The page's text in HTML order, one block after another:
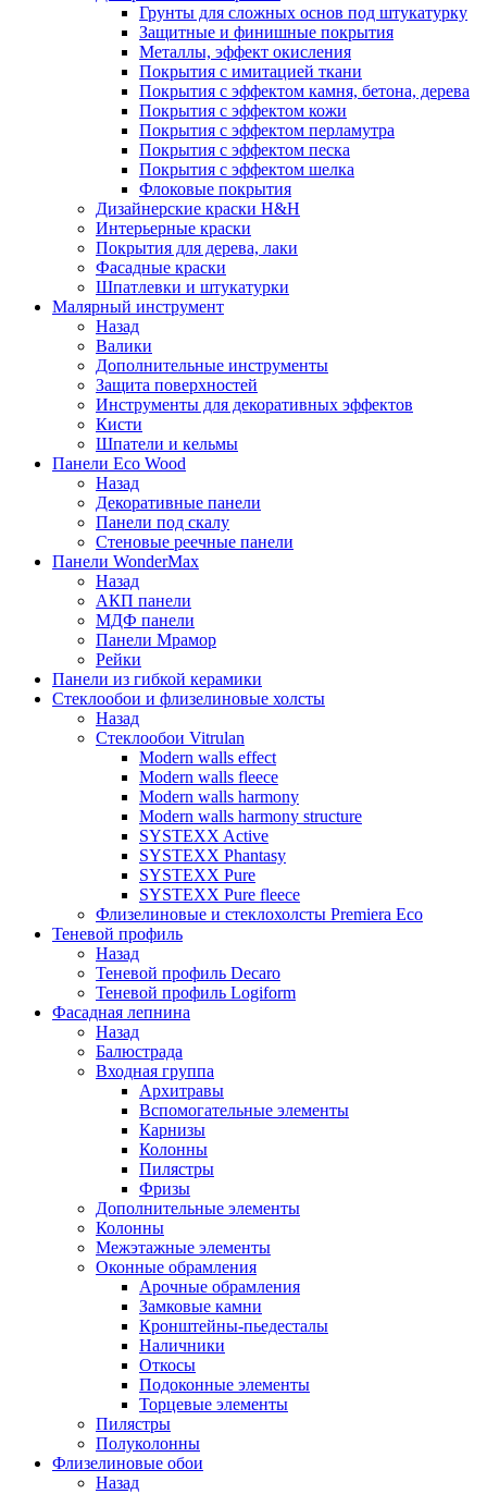
Грунты для сложных основ под штукатурку
Защитные и финишные покрытия
Металлы, эффект окисления
Покрытия с имитацией ткани
Покрытия с эффектом камня, бетона, дерева
Покрытия с эффектом кожи
Покрытия с эффектом перламутра
Покрытия с эффектом песка
Покрытия с эффектом шелка
Флоковые покрытия
Дизайнерские краски H&H
Интерьерные краски
Покрытия для дерева, лаки
Фасадные краски
Шпатлевки и штукатурки
Малярный инструмент
Назад
Валики
Дополнительные инструменты
Защита поверхностей
Инструменты для декоративных эффектов
Кисти
Шпатели и кельмы
Панели Eco Wood
Назад
Декоративные панели
Панели под скалу
Стеновые реечные панели
Панели WonderMax
Назад
АКП панели
МДФ панели
Панели Мрамор
Рейки
Панели из гибкой керамики
Стеклообои и флизелиновые холсты
Назад
Стеклообои Vitrulan
Modern walls effect
Modern walls fleece
Modern walls harmony
Modern walls harmony structure
SYSTEXX Active
SYSTEXX Phantasy
SYSTEXX Pure
SYSTEXX Pure fleece
Флизелиновые и стеклохолсты Premiera Eco
Теневой профиль
Назад
Теневой профиль Decaro
Теневой профиль Logiform
Фасадная лепнина
Назад
Балюстрада
Входная группа
Архитравы
Вспомогательные элементы
Карнизы
Колонны
Пилястры
Фризы
Дополнительные элементы
Колонны
Межэтажные элементы
Оконные обрамления
Арочные обрамления
Замковые камни
Кронштейны-пьедесталы
Наличники
Откосы
Подоконные элементы
Торцевые элементы
Пилястры
Полуколонны
Флизелиновые обои
Назад